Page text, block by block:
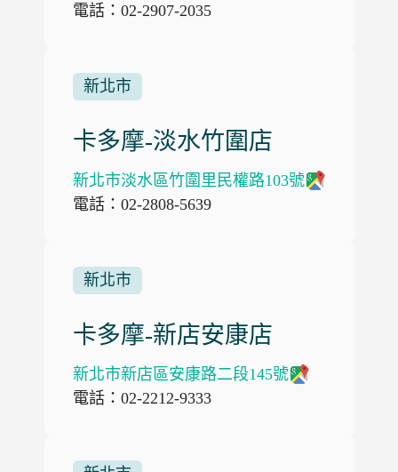
電話：02-2907-2035
新北市
卡多摩-淡水竹圍店
新北市淡水區竹圍里民權路103號
電話：02-2808-5639
新北市
卡多摩-新店安康店
新北市新店區安康路二段145號
電話：02-2212-9333